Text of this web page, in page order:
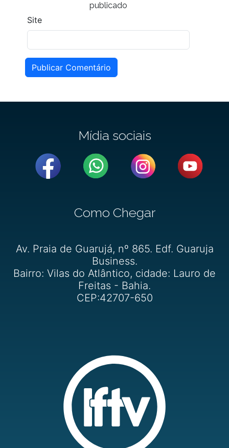
publicado
Site
Publicar Comentário
Mídia sociais
Como Chegar
Av. Praia de Guarujá, nº 865. Edf. Guaruja
Business.
Bairro: Vilas do Atlântico, cidade: Lauro de
Freitas - Bahia.
CEP:42707-650